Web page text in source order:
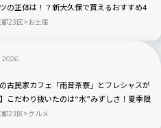
の正体は！？新大久保で買えるおすすめ4
ビュー
23区 お土産
2026
の古民家カフェ「雨音茶寮」とフレシャスが
こだわり抜いたのは“水”みずしさ！夏季限
和菓子が登場
23区 グルメ